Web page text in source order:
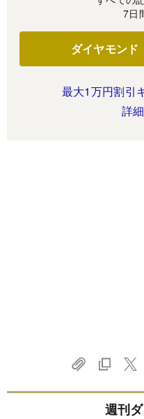
7日
ダイヤモンド
最大1万円割引
詳
週刊